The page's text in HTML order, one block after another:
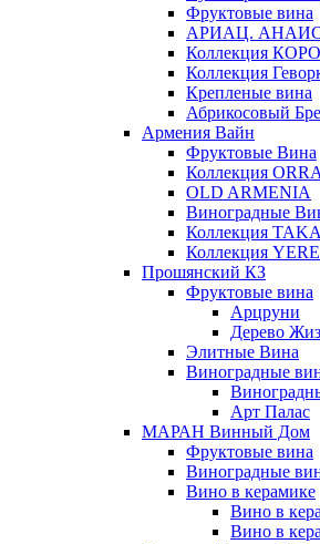
Фруктовые вина
АРИАЦ.
Коллекция
Коллекция
Крепленые вина
Абрикосовый
Армения Вайн
Фруктовые Вина
Коллекция
OLD ARMENIA
Виноградные
Коллекция
Коллекция
Прошянский КЗ
Фруктовые вина
Арцруни
Дерево
Элитные Вина
Виноградные
Арт Палас
МАРАН Винный Дом
Фруктовые вина
Виноградные
Вино в керамике
Вино в
Вино в